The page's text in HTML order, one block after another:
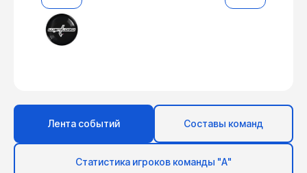
Лента событий Составы команд
Статистика игроков команды "А"